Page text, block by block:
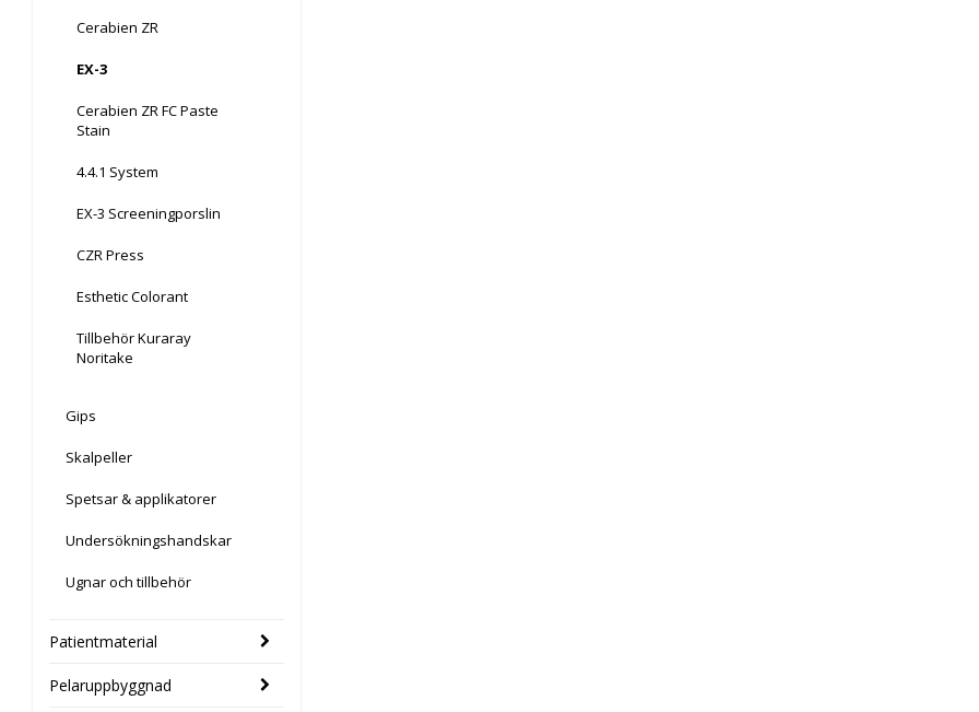
Cerabien ZR
EX-3
Cerabien ZR FC Paste
Stain
4.4.1 System
EX-3 Screeningporslin
CZR Press
Esthetic Colorant
Tillbehör Kuraray
Noritake
Gips
Skalpeller
Spetsar & applikatorer
Undersökningshandskar
Ugnar och tillbehör
Patientmaterial
Pelaruppbyggnad